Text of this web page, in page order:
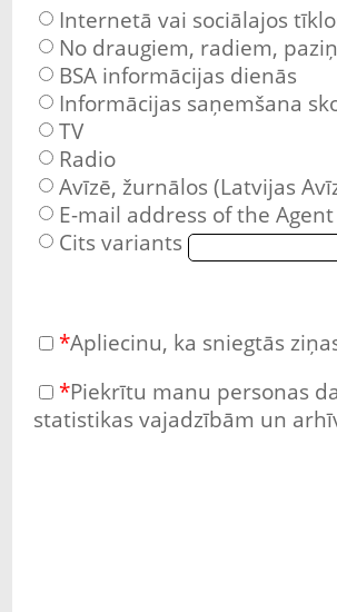
Internetā vai sociālajos
No draugiem, radiem,
BSA informācijas dienās
Informācijas saņemšana
TV
Radio
Avīzē, žurnālos (Latvijas
E-mail address of the Agent
Cits variants
*Apliecinu, ka sniegtās
*Piekrītu manu personas
statistikas vajadzībām un